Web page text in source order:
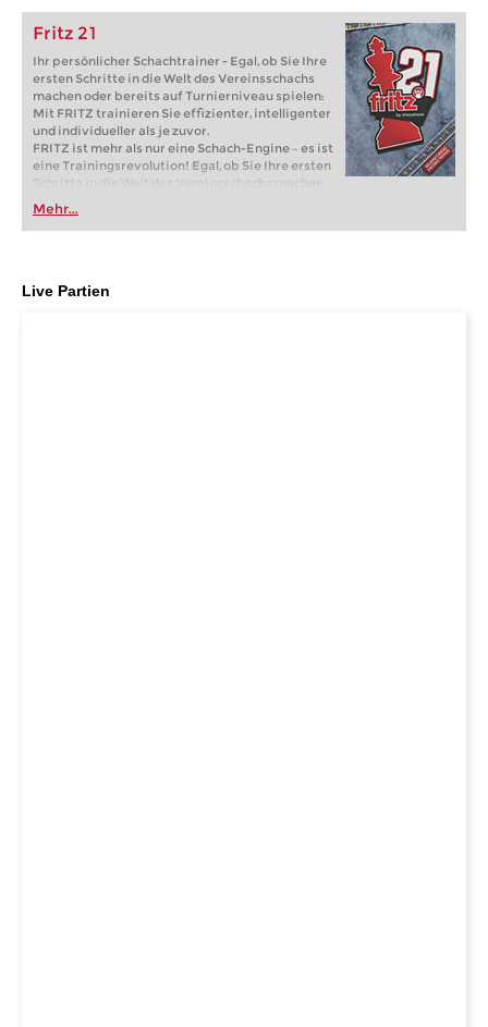
Fritz 21
Ihr persönlicher Schachtrainer - Egal, ob Sie Ihre
ersten Schritte in die Welt des Vereinsschachs
machen oder bereits auf Turnierniveau spielen:
Mit FRITZ trainieren Sie effizienter, intelligenter
und individueller als je zuvor.
FRITZ ist mehr als nur eine Schach-Engine – es ist
eine Trainingsrevolution! Egal, ob Sie Ihre ersten
Schritte in die Welt des Vereinsschachs machen
oder bereits auf Turnierniveau spielen: Mit
FRITZ trainieren Sie effizienter, intelligenter und
individueller als je zuvor.
Mehr...
Live Partien